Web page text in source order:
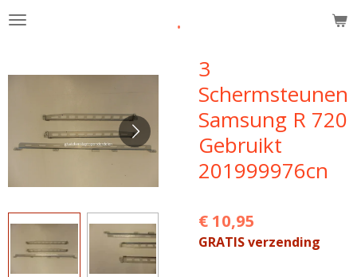
Ga
de
.
3
Schermsteunen
Samsung R 720
Gebruikt
201999976cn
€ 10,95
GRATIS verzending